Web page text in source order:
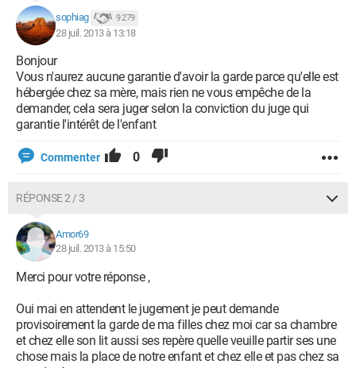
sophiag 9 279
28 juil. 2013 à 13:18
Bonjour
Vous n'aurez aucune garantie d'avoir la garde parce qu'elle est
hébergée chez sa mère, mais rien ne vous empêche de la
demander, cela sera juger selon la conviction du juge qui
garantie l'intérêt de l'enfant
Commenter 0
RÉPONSE 2 / 3
Amor69
28 juil. 2013 à 15:50
Merci pour votre réponse ,
Oui mai en attendent le jugement je peut demande
provisoirement la garde de ma filles chez moi car sa chambre
et chez elle son lit aussi ses repère quelle veuille partir ses une
chose mais la place de notre enfant et chez elle et pas chez sa